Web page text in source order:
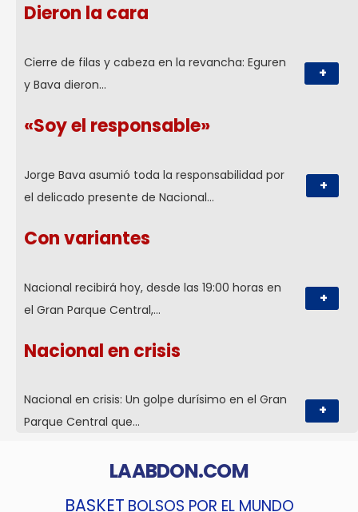
Dieron la cara
Cierre de filas y cabeza en la revancha: Eguren
y Bava dieron…
+
«Soy el responsable»
Jorge Bava asumió toda la responsabilidad por
el delicado presente de Nacional…
+
Con variantes
Nacional recibirá hoy, desde las 19:00 horas en
el Gran Parque Central,…
+
Nacional en crisis
Nacional en crisis: Un golpe durísimo en el Gran
Parque Central que…
+
LAABDON.COM
BASKET BOLSOS POR EL MUNDO